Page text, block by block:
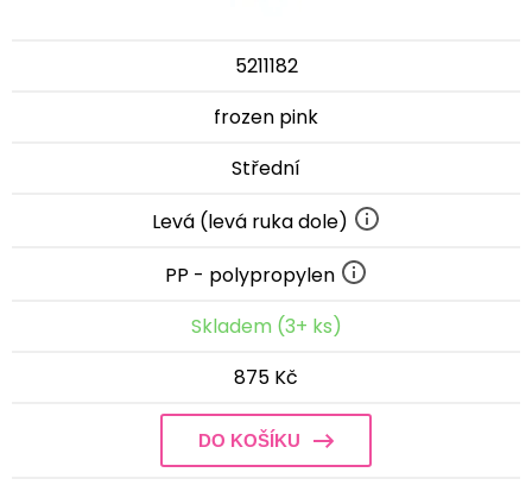
5211182
frozen pink
Střední
Levá (levá ruka dole)
PP - polypropylen
Skladem (3+ ks)
875 Kč
DO KOŠÍKU